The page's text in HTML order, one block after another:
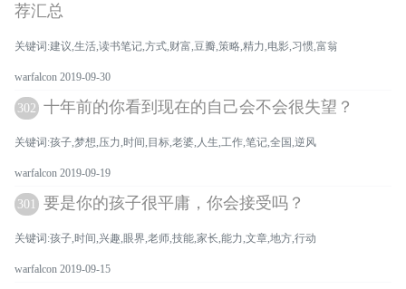
荐汇总
关键词:建议,生活,读书笔记,方式,财富,豆瓣,策略,精力,电影,习惯,富翁
warfalcon 2019-09-30
302 十年前的你看到现在的自己会不会很失望？
关键词:孩子,梦想,压力,时间,目标,老婆,人生,工作,笔记,全国,逆风
warfalcon 2019-09-19
301 要是你的孩子很平庸，你会接受吗？
关键词:孩子,时间,兴趣,眼界,老师,技能,家长,能力,文章,地方,行动
warfalcon 2019-09-15